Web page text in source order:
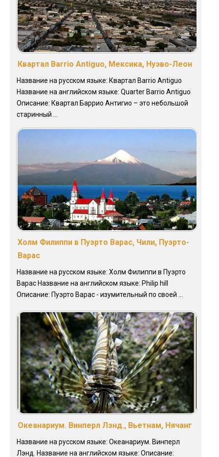
Квартал Barrio Antiguo, Мексика, Нуэво-Леон
Название на русском языке: Квартал Barrio Antiguo
Название на английском языке: Quarter Barrio Antiguo
Описание: Квартал Баррио Антигио – это небольшой
старинный ...
Холм Филиппи в Пуэрто Варас, Чили, Пуэрто-
Варас
Название на русском языке: Холм Филиппи в Пуэрто
Варас Название на английском языке: Philip hill
Описание: Пуэрто Варас - изумительный по своей ...
Океанариум. Винперл Лэнд., Вьетнам, Нячанг
Название на русском языке: Океанариум. Винперл
Лэнд. Название на английском языке: Описание: